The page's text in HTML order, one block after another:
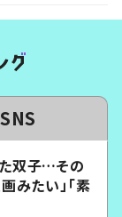
SNS
双子…その
みたい」「素